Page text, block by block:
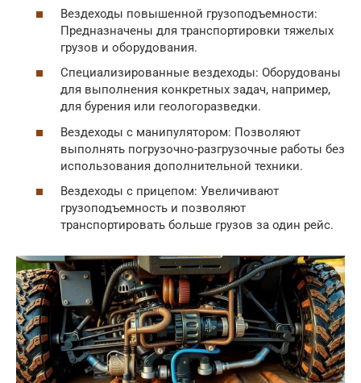
Вездеходы повышенной грузоподъемности:
Предназначены для транспортировки тяжелых
грузов и оборудования.
Специализированные вездеходы: Оборудованы
для выполнения конкретных задач, например,
для бурения или геологоразведки.
Вездеходы с манипулятором: Позволяют
выполнять погрузочно-разгрузочные работы без
использования дополнительной техники.
Вездеходы с прицепом: Увеличивают
грузоподъемность и позволяют
транспортировать больше грузов за один рейс.